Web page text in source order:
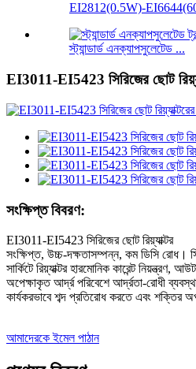
EI2812(0.5W)-
স্ট্যান্ডার্ড এনক্যাপসুলেটেড ...
EI3011-EI5423 সিরিজের ছোট
সংক্ষিপ্ত বিবরণ:
EI3011-EI5423 সিরিজের ছোট রিয়্যাক্টর
সংক্ষিপ্ত, উচ্চ-দক্ষতাসম্পন্ন, কম ডিসি রোধ।
সার্কিটে রিয়্যাক্টর হারমোনিক কারেন্ট
অপেক্ষাকৃত আর্দ্র পরিবেশে আর্দ্রতা-রোধী
কার্যকরভাবে শব্দ প্রতিরোধ করতে এবং শক্তির
আমাদেরকে ইমেল পাঠান